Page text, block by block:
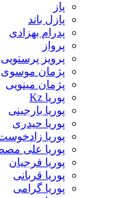
پازل باند
پدرام بهزادی
پرواز
پرویز پرستویی
پژمان موسوی
پژمان مینویی
پوریا Kz
پوریا بارجینی
پوریا حیدری
پوریا زادخوست
پوریا علی مصطفی
پوریا فرجیان
پوریا قربانی
پوریا گرامی